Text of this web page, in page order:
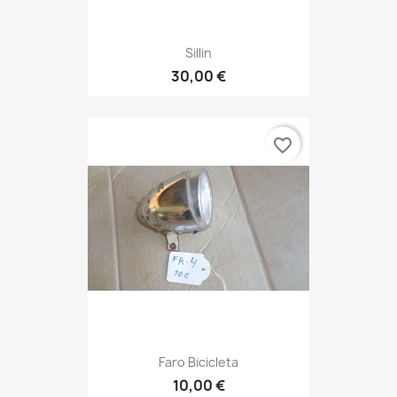
Sillin
30,00 €
Faro Bicicleta
10,00 €
favorite_border